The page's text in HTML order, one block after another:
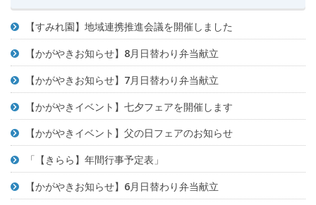
【すみれ園】地域連携推進会議を開催しました
【かがやきお知らせ】8月日替わり弁当献立
【かがやきお知らせ】7月日替わり弁当献立
【かがやきイベント】七夕フェアを開催します
【かがやきイベント】父の日フェアのお知らせ
「【きらら】年間行事予定表」
【かがやきお知らせ】6月日替わり弁当献立